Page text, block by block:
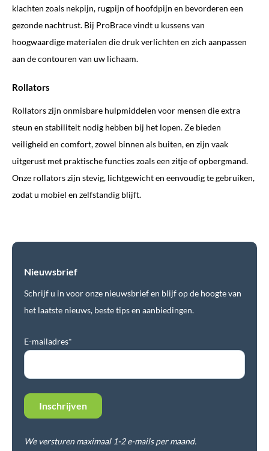
klachten zoals nekpijn, rugpijn of hoofdpijn en bevorderen een
gezonde nachtrust. Bij ProBrace vindt u kussens van
hoogwaardige materialen die druk verlichten en zich aanpassen
aan de contouren van uw lichaam.
Rollators
Rollators zijn onmisbare hulpmiddelen voor mensen die extra
steun en stabiliteit nodig hebben bij het lopen. Ze bieden
veiligheid en comfort, zowel binnen als buiten, en zijn vaak
uitgerust met praktische functies zoals een zitje of opbergmand.
Onze rollators zijn stevig, lichtgewicht en eenvoudig te gebruiken,
zodat u mobiel en zelfstandig blijft.
Nieuwsbrief
Schrijf u in voor onze nieuwsbrief en blijf op de hoogte van
het laatste nieuws, beste tips en aanbiedingen.
E-mailadres*
We versturen maximaal 1-2 e-mails per maand.